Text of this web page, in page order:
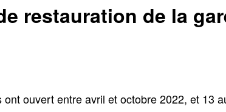
restauration de la
ouvert entre avril et octobre 2022, et 13